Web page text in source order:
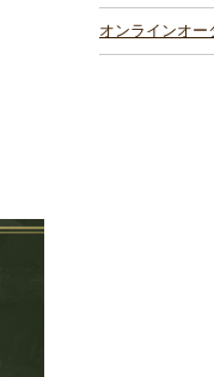
オンラインオー